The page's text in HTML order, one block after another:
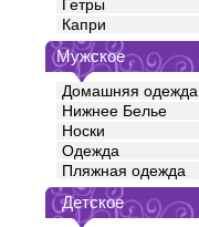
Гетры
Капри
Мужское
Домашняя одежда
Нижнее Белье
Носки
Одежда
Пляжная одежда
Детское